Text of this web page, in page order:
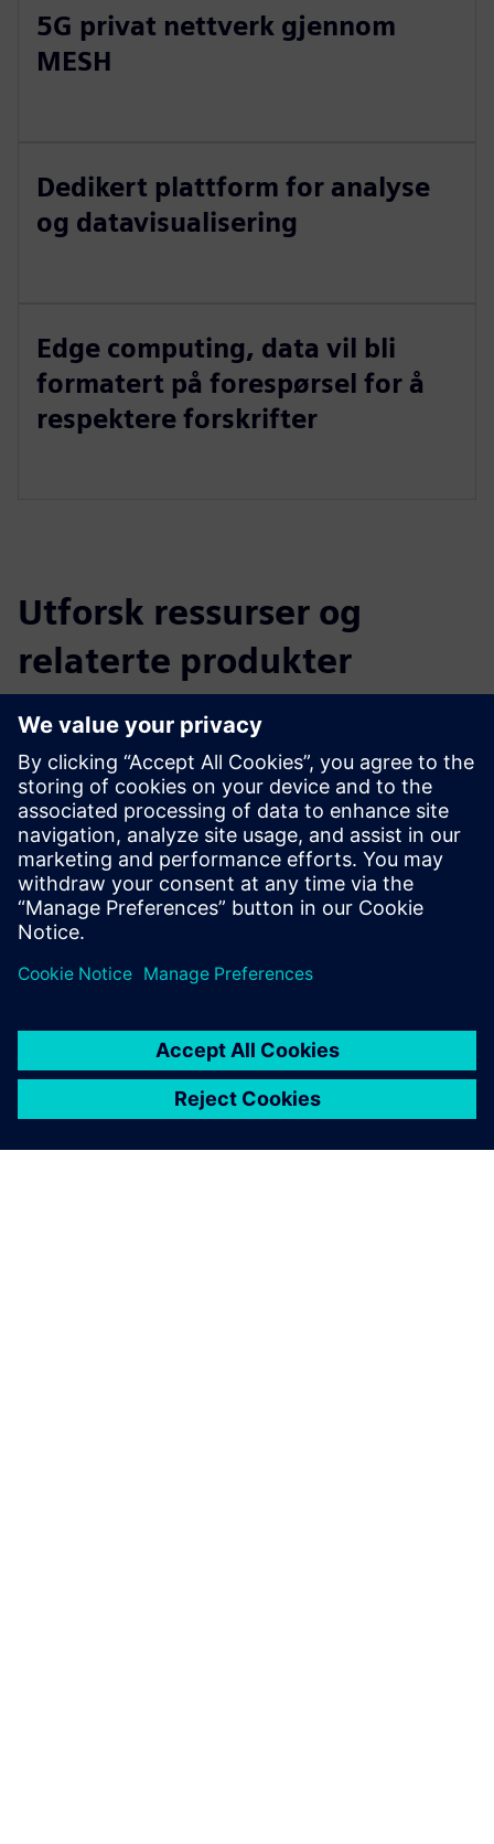
5G privat nettverk gjennom
MESH
Dedikert plattform for analyse
og datavisualisering
Edge computing, data vil bli
formatert på forespørsel for å
respektere forskrifter
Utforsk ressurser og
relaterte produkter
Tilleggsinformasjon og ressurser
Juganu Smart city Orange Business
Forutsetninger
Juganu for Logistics with 5G private network